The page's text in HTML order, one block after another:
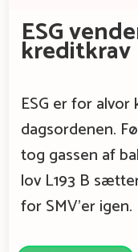
ESG
kreditkrav
ESG er for
dagsordenen.
tog gassen af
lov L193 B
for SMV’er igen.